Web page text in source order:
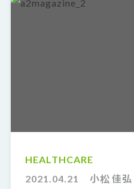
HEALTHCARE
2021.04.21
小松 佳弘